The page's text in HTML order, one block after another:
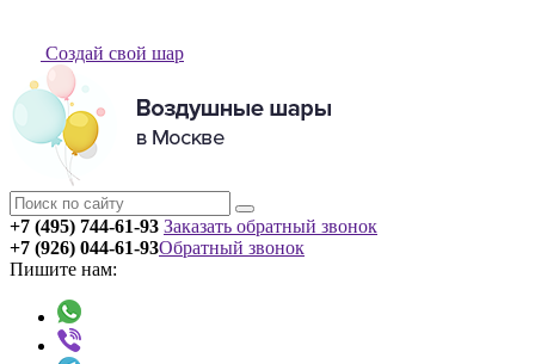
Создай свой шар
+7 (495) 744-61-93 Заказать обратный звонок
+7 (926) 044-61-93
Пишите нам:
Обратный звонок